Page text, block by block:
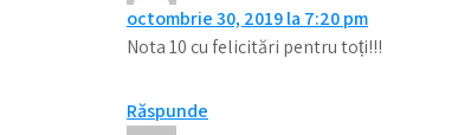
octombrie 30, 2019 la 7:20 pm
Nota 10 cu felicitări pentru toți!!!
Răspunde